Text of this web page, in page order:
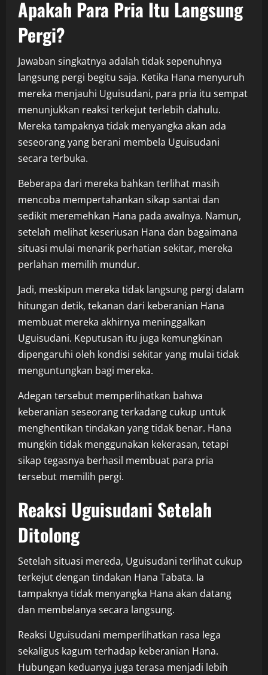
Apakah Para Pria Itu Langsung
Pergi?
Jawaban singkatnya adalah tidak sepenuhnya
langsung pergi begitu saja. Ketika Hana menyuruh
mereka menjauhi Uguisudani, para pria itu sempat
menunjukkan reaksi terkejut terlebih dahulu.
Mereka tampaknya tidak menyangka akan ada
seseorang yang berani membela Uguisudani
secara terbuka.
Beberapa dari mereka bahkan terlihat masih
mencoba mempertahankan sikap santai dan
sedikit meremehkan Hana pada awalnya. Namun,
setelah melihat keseriusan Hana dan bagaimana
situasi mulai menarik perhatian sekitar, mereka
perlahan memilih mundur.
Jadi, meskipun mereka tidak langsung pergi dalam
hitungan detik, tekanan dari keberanian Hana
membuat mereka akhirnya meninggalkan
Uguisudani. Keputusan itu juga kemungkinan
dipengaruhi oleh kondisi sekitar yang mulai tidak
menguntungkan bagi mereka.
Adegan tersebut memperlihatkan bahwa
keberanian seseorang terkadang cukup untuk
menghentikan tindakan yang tidak benar. Hana
mungkin tidak menggunakan kekerasan, tetapi
sikap tegasnya berhasil membuat para pria
tersebut memilih pergi.
Reaksi Uguisudani Setelah
Ditolong
Setelah situasi mereda, Uguisudani terlihat cukup
terkejut dengan tindakan Hana Tabata. Ia
tampaknya tidak menyangka Hana akan datang
dan membelanya secara langsung.
Reaksi Uguisudani memperlihatkan rasa lega
sekaligus kagum terhadap keberanian Hana.
Hubungan keduanya juga terasa menjadi lebih